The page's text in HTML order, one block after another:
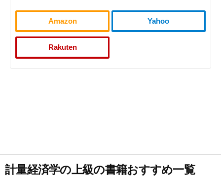
Amazon Yahoo
Rakuten
計量経済学の上級の書籍おすすめ一覧